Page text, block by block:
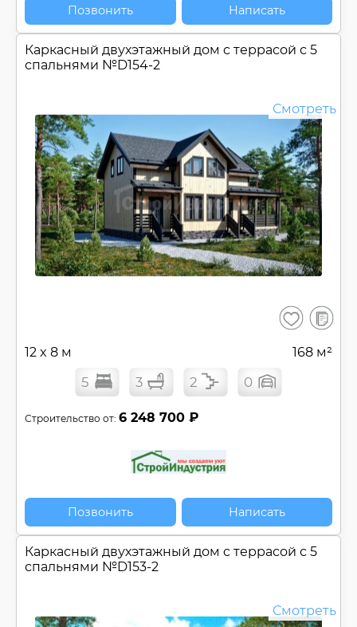
Позвонить Написать
Каркасный двухэтажный дом c террасой с 5
спальнями №D154-2
Смотреть
Сохранить
В
12 x 8 м 168 м²
5 3 2 0
Строительство от: 6 248 700 ₽
Позвонить Написать
Каркасный двухэтажный дом c террасой с 5
спальнями №D153-2
Смотреть